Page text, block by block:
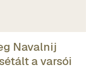
Navalnij
a varsói